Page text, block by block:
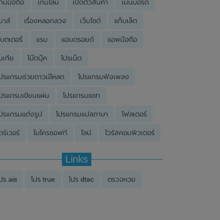
มมือถือ เกมไลน์ เปิดตัวสินค้า เมนบอร์ด
าส์ เรื่องหลอกลวง เว็บไซต์ แท็บเล็ต
ตเตอรี่ แรม แอนดรอยด์ แอพมือถือ
เกีย โน๊ตบุ๊ค โปรเน็ต
รแกรมช่วยดาวน์โหลด โปรแกรมฟังเพลง
รแกรมเขียนแผ่น โปรแกรมแชท
รแกรมแต่งรูป โปรแกรมแปลภาษา โฟลเดอร์
ร์เวอร์ ไมโครซอฟท์ ไลน์ ไวรัสคอมพิวเตอร์
Links
ร ais โปร true โปร dtac ตรวจหวย